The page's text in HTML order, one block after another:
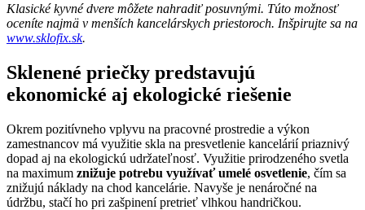
Klasické kyvné dvere môžete nahradiť posuvnými. Túto možnosť
oceníte najmä v menších kancelárskych priestoroch. Inšpirujte sa na
www.sklofix.sk.
Sklenené priečky predstavujú
ekonomické aj ekologické riešenie
Okrem pozitívneho vplyvu na pracovné prostredie a výkon
zamestnancov má využitie skla na presvetlenie kancelárií priaznivý
dopad aj na ekologickú udržateľnosť. Využitie prirodzeného svetla
na maximum znižuje potrebu využívať umelé osvetlenie, čím sa
znižujú náklady na chod kancelárie. Navyše je nenáročné na
údržbu, stačí ho pri zašpinení pretrieť vlhkou handričkou.